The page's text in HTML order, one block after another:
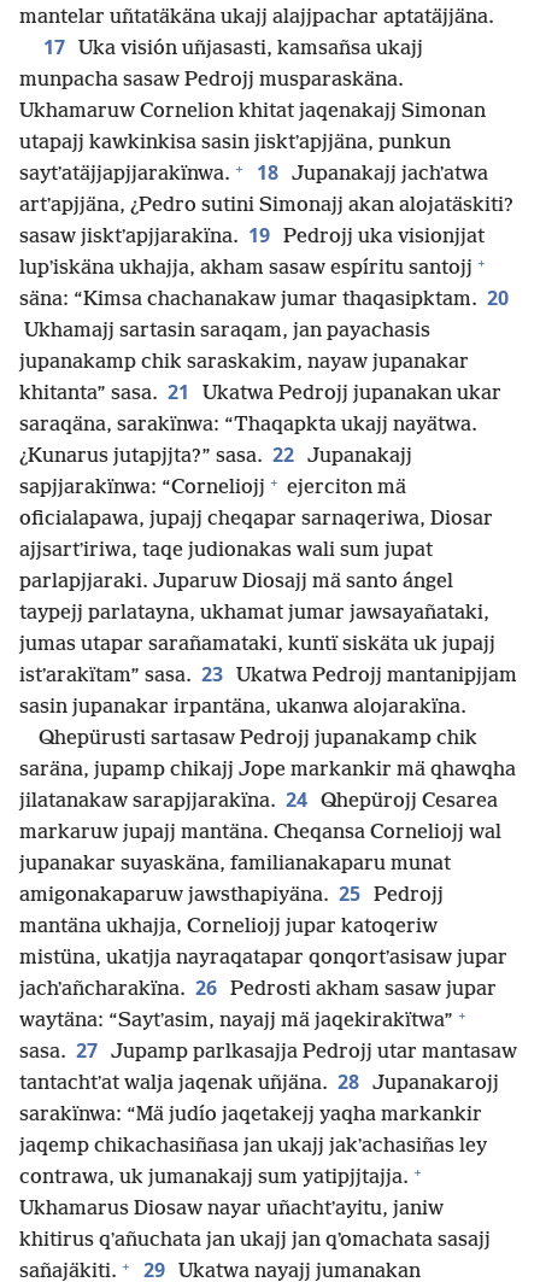
mantelar uñtatäkäna ukajj alajjpachar aptatäjjäna.
17
Uka visión uñjasasti, kamsañsa ukajj
munpacha sasaw Pedrojj musparaskäna.
Ukhamaruw Cornelion khitat jaqenakajj Simonan
utapajj kawkinkisa sasin jisktʼapjjäna, punkun
saytʼatäjjapjjarakïnwa. + 18 Jupanakajj jachʼatwa
artʼapjjäna, ¿Pedro sutini Simonajj akan alojatäskiti?
sasaw jisktʼapjjarakïna. 19 Pedrojj uka visionjjat
lupʼiskäna ukhajja, akham sasaw espíritu santojj +
säna: “Kimsa chachanakaw jumar thaqasipktam. 20
Ukhamajj sartasin saraqam, jan payachasis
jupanakamp chik saraskakim, nayaw jupanakar
khitanta” sasa. 21
Ukatwa Pedrojj jupanakan ukar
saraqäna, sarakïnwa: “Thaqapkta ukajj nayätwa.
¿Kunarus jutapjjta?” sasa. 22 Jupanakajj
sapjjarakïnwa: “Corneliojj + ejerciton mä
oficialapawa, jupajj cheqapar sarnaqeriwa, Diosar
ajjsartʼiriwa, taqe judionakas wali sum jupat
parlapjjaraki. Juparuw Diosajj mä santo ángel
taypejj parlatayna, ukhamat jumar jawsayañataki,
jumas utapar sarañamataki, kuntï siskäta uk jupajj
istʼarakïtam” sasa. 23
Ukatwa Pedrojj mantanipjjam
sasin jupanakar irpantäna, ukanwa alojarakïna.
Qhepürusti sartasaw Pedrojj jupanakamp chik
saräna, jupamp chikajj Jope markankir mä qhawqha
jilatanakaw sarapjjarakïna. 24 Qhepürojj Cesarea
markaruw jupajj mantäna. Cheqansa Corneliojj wal
jupanakar suyaskäna, familianakaparu munat
amigonakaparuw jawsthapiyäna. 25 Pedrojj
mantäna ukhajja, Corneliojj jupar katoqeriw
mistüna, ukatjja nayraqatapar qonqortʼasisaw jupar
jachʼañcharakïna. 26 Pedrosti akham sasaw jupar
waytäna: “Saytʼasim, nayajj mä jaqekirakïtwa” +
sasa. 27 Jupamp parlkasajja Pedrojj utar mantasaw
tantachtʼat walja jaqenak uñjäna. 28 Jupanakarojj
sarakïnwa: “Mä judío jaqetakejj yaqha markankir
jaqemp chikachasiñasa jan ukajj jakʼachasiñas ley
contrawa, uk jumanakajj sum yatipjjtajja. +
Ukhamarus Diosaw nayar uñachtʼayitu, janiw
khitirus qʼañuchata jan ukajj jan qʼomachata sasajj
sañajäkiti. + 29 Ukatwa nayajj jumanakan